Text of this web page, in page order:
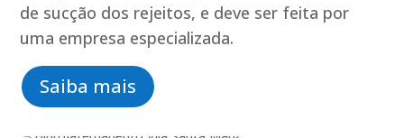
de sucção dos rejeitos, e deve ser feita por
uma empresa especializada.
Saiba mais